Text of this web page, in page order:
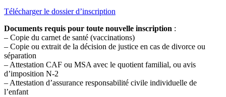
Télécharger le dossier d’inscription
Documents requis pour toute nouvelle inscription :
– Copie du carnet de santé (vaccinations)
– Copie ou extrait de la décision de justice en cas de divorce ou
séparation
– Attestation CAF ou MSA avec le quotient familial, ou avis
d’imposition N-2
– Attestation d’assurance responsabilité civile individuelle de
l’enfant